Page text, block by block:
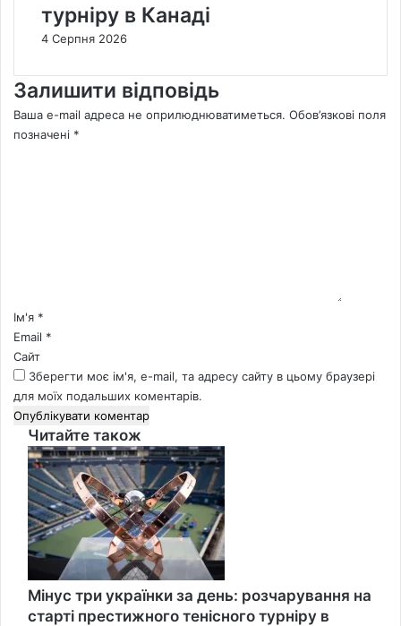
турніру в Канаді
4 Серпня 2026
Залишити відповідь
Ваша e-mail адреса не оприлюднюватиметься. Обов’язкові поля
позначені *
*Ім'я *
Email *
Сайт
Зберегти моє ім'я, e-mail, та адресу сайту в цьому браузері
для моїх подальших коментарів.
Читайте також
Close
Мінус три українки за день: розчарування на
старті престижного тенісного турніру в